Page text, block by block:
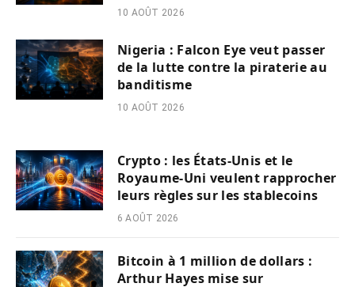
10 AOÛT 2026
Nigeria : Falcon Eye veut passer
de la lutte contre la piraterie au
banditisme
10 AOÛT 2026
Crypto : les États-Unis et le
Royaume-Uni veulent rapprocher
leurs règles sur les stablecoins
6 AOÛT 2026
Bitcoin à 1 million de dollars :
Arthur Hayes mise sur